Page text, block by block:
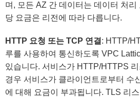
며, 모든 AZ 간 데이터는 데이터 처
당 요금은 리전에 따라 다릅니다.
HTTP 요청 또는 TCP 연결 : HTTP/
루를 사용하여 통신하도록 VPC
있습니다. 서비스가 HTTP/HTTPS
경우 서비스가 클라이언트로부터 수
에 대해 요금이 부과됩니다. TLS 리